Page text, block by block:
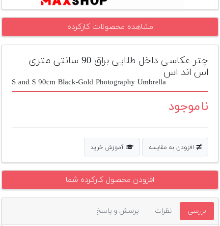
پلاس
افزودن
محصول
دست
دوم
لیست
بله
مشاهده محصولات کارکرده
چتر عکاسی داخل طلایی براق 90 سانتی متری
اس اند اس
S and S 90cm Black-Gold Photography Umbrella
ناموجود
افزودن به مقایسه آموزش خرید
افزودن محصول کارکرده شما
بررسی نظرات پرسش و پاسخ